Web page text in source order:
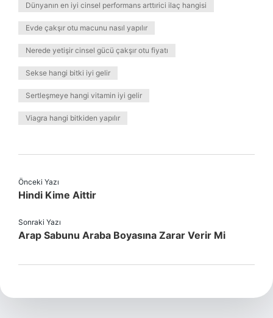
Dünyanın en iyi cinsel performans arttırici ilaç hangisi
Evde çakşır otu macunu nasıl yapılır
Nerede yetişir cinsel gücü çakşır otu fiyatı
Sekse hangi bitki iyi gelir
Sertleşmeye hangi vitamin iyi gelir
Viagra hangi bitkiden yapılır
Önceki Yazı
Hindi Kime Aittir
Sonraki Yazı
Arap Sabunu Araba Boyasına Zarar Verir Mi